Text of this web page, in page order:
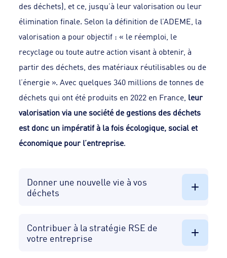
des déchets), et ce, jusqu’à leur valorisation ou leur
élimination finale. Selon la définition de l’ADEME, la
valorisation a pour objectif : « le réemploi, le
recyclage ou toute autre action visant à obtenir, à
partir des déchets, des matériaux réutilisables ou de
l’énergie ». Avec quelques 340 millions de tonnes de
déchets qui ont été produits en 2022 en France, leur
valorisation via une société de gestions des déchets
est donc un impératif à la fois écologique, social et
économique pour l’entreprise.
Donner une nouvelle vie à vos
déchets​
Contribuer à la stratégie RSE de
votre entreprise​